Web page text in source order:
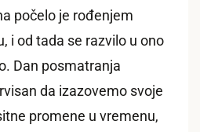
počelo je rođenjem
i od tada se razvilo u ono
Dan posmatranja
da izazovemo svoje
promene u vremenu,